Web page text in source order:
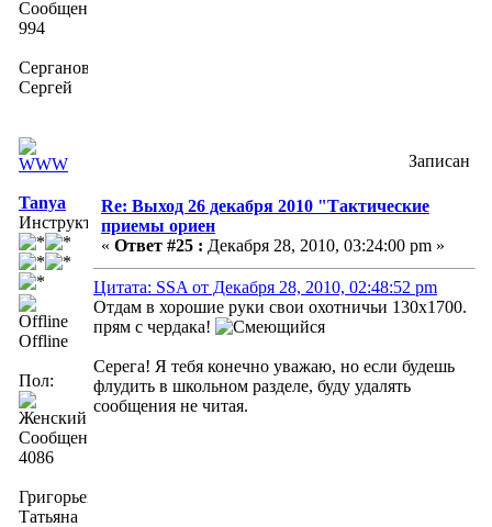
Сообщений:
994
Серганов
Сергей
Записан
Tanya
Инструктор
Offline
Пол:
Сообщений:
4086
Григорьева
Татьяна
Re: Выход 26 декабря 2010 "Тактические
приемы ориен
« Ответ #25 : Декабря 28, 2010, 03:24:00 pm »
Цитата: SSA от Декабря 28, 2010, 02:48:52 pm
Отдам в хорошие руки свои охотничьи 130х1700.
прям с чердака!
Серега! Я тебя конечно уважаю, но если будешь
флудить в школьном разделе, буду удалять
сообщения не читая.